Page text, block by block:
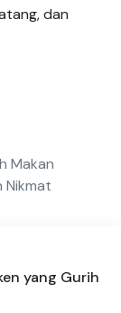
dan
Makan
Nikmat
yang Gurih